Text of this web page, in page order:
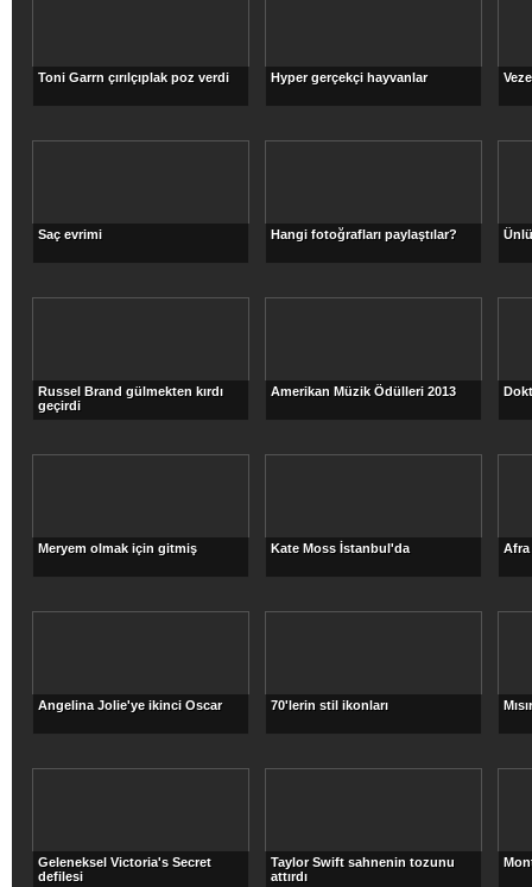
Toni Garrn çırılçıplak poz verdi Hyper gerçekçi hayvanlar
Saç evrimi Hangi fotoğrafları paylaştılar?
Russel Brand gülmekten kırdı
geçirdi
Amerikan Müzik Ödülleri 2013
Meryem olmak için gitmiş Kate Moss İstanbul'da Afra
Angelina Jolie'ye ikinci Oscar 70'lerin stil ikonları
Geleneksel Victoria's Secret
defilesi
Taylor Swift sahnenin tozunu
attırdı